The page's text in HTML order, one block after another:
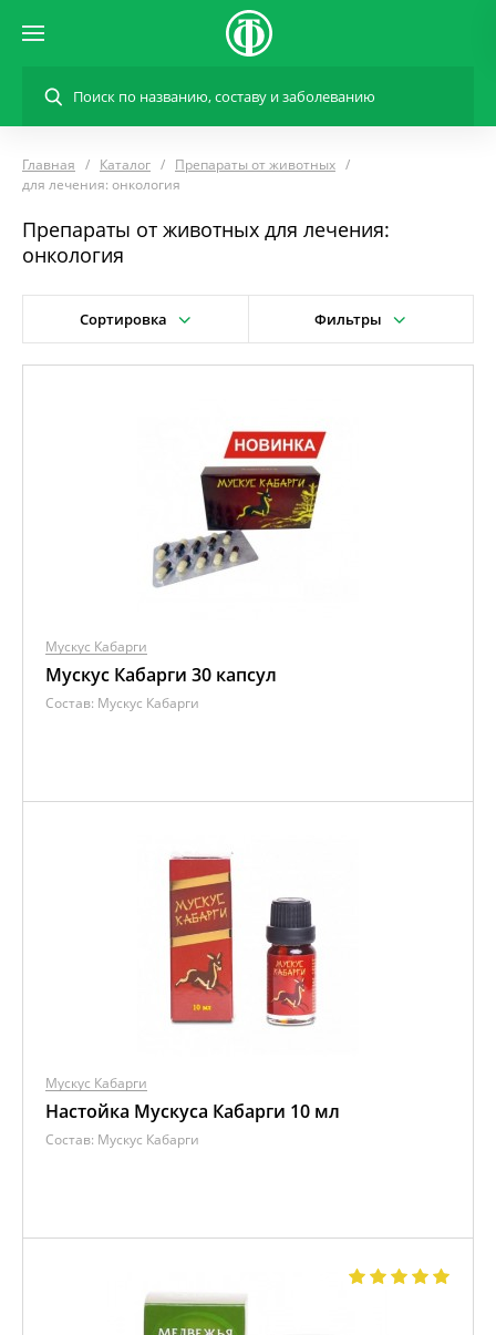
Главная Каталог
Препараты от животных
для лечения: онкология
Препараты от животных для лечения:
онкология
Сортировка Фильтры
Мускус Кабарги
Мускус Кабарги 30 капсул
Состав: Мускус Кабарги
Мускус Кабарги
Настойка Мускуса Кабарги 10 мл
Состав: Мускус Кабарги